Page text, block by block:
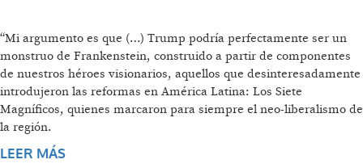
“Mi argumento es que (…) Trump podría perfectamente ser un
monstruo de Frankenstein, construido a partir de componentes
de nuestros héroes visionarios, aquellos que desinteresadamente
introdujeron las reformas en América Latina: Los Siete
Magníficos, quienes marcaron para siempre el neo-liberalismo de
la región.
LEER MÁS